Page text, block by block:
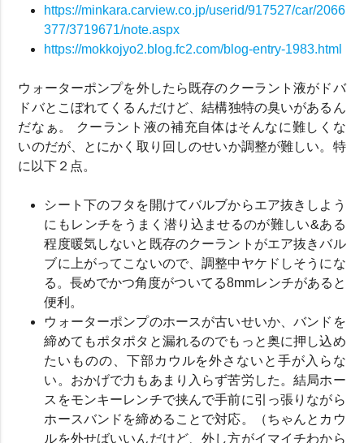
https://minkara.carview.co.jp/userid/917527/car/2066
377/3719671/note.aspx
https://mokkojyo2.blog.fc2.com/blog-entry-1983.html
ウォーターポンプを外したら既存のクーラント液がドバ
ドバとこぼれてくるんだけど、結構独特の臭いがあるん
だなぁ。 クーラント液の補充自体はそんなに難しくな
いのだが、とにかく取り回しのせいか調整が難しい。特
に以下２点。
シート下のフタを開けてバルブからエア抜きしよう
にもレンチをうまく潜り込ませるのが難しい&ある
程度暖気しないと既存のクーラントがエア抜きバル
ブに上がってこないので、調整中ヤケドしそうにな
る。長めでかつ角度がついてる8mmレンチがあると
便利。
ウォーターポンプのホースが古いせいか、バンドを
締めてもポタポタと漏れるのでもっと奥に押し込め
たいものの、下部カウルを外さないと手が入らな
い。おかげで力もあまり入らず苦労した。結局ホー
スをモンキーレンチで挟んで手前に引っ張りながら
ホースバンドを締めることで対応。（ちゃんとカウ
ルを外せばいいんだけど、外し方がイマイチわから